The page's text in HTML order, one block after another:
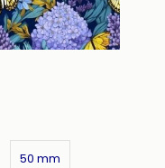
50 mm